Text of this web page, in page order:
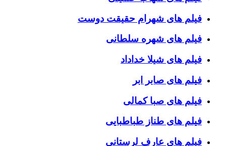
فیلم های شهرام حقیقت دوست
فیلم های شهره سلطانی
فیلم های شیلا خداداد
فیلم های صابر ابر
فیلم های صبا کمالی
فیلم های طناز طباطبایی
فیلم های عارف لرستانی